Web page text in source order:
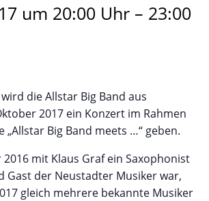
um 20:00 Uhr – 23:00
die Allstar Big Band aus
2017 ein Konzert im Rahmen
„Allstar Big Band meets …“ geben.
2016 mit Klaus Graf ein Saxophonist
Gast der Neustadter Musiker war,
gleich mehrere bekannte Musiker